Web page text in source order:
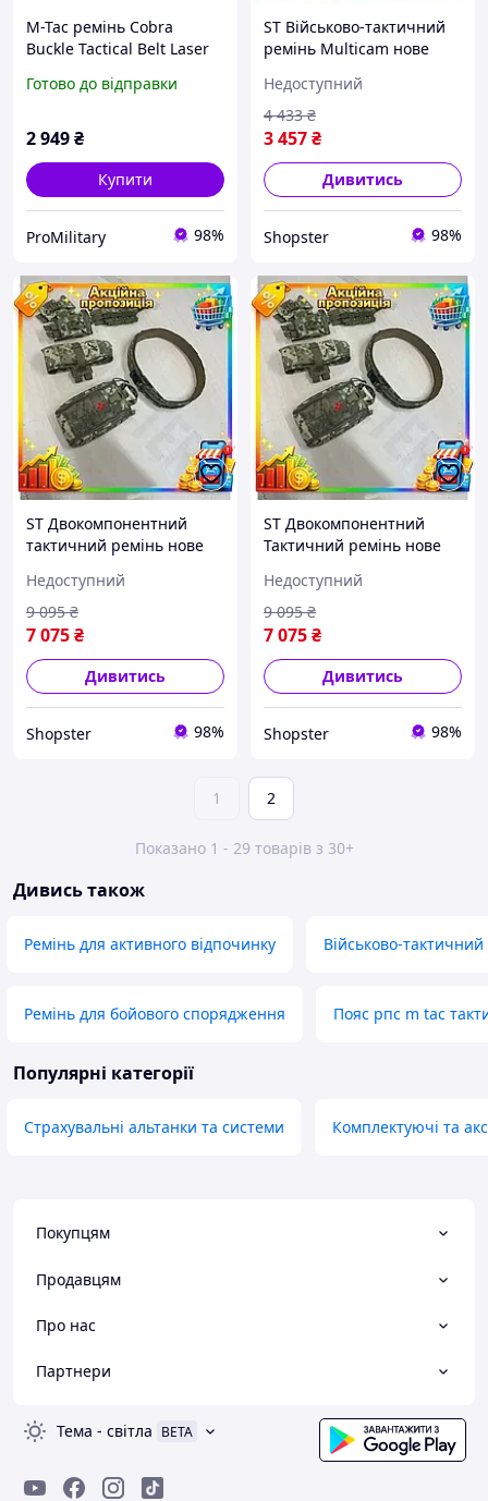
M-Tac ремінь Cobra
Buckle Tactical Belt Laser
тактичний 3XL
Готово до відправки
2 949₴
Купити
ProMilitary 98%
ST Військово-тактичний
ремінь Multicam нове
спортсменів пістолетний
ремінь д OST|ER
Недоступний
3 457₴
4 433 ₴
Дивитись
Shopster 98%
ST Двокомпонентний
тактичний ремінь нове
Ring Cobra Buckle з
підсумками Мультика
OST|ER
Недоступний
7 075₴
9 095 ₴
Дивитись
Shopster 98%
ST Двокомпонентний
Тактичний ремінь нове
Ring Cobra Buckle
Композитний Пластик д
OST|ER
Недоступний
7 075₴
9 095 ₴
Дивитись
Shopster 98%
1 2
Показано 1 - 29 товарів з 30+
Дивись також
Ремінь для активного відпочинку Військово-
Ремінь для бойового спорядження Пояс рпс m tac
Популярні категорії
Страхувальні альтанки та системи Комплектуючі та
Покупцям
Продавцям
Про нас
Партнери
Тема - світла BETA